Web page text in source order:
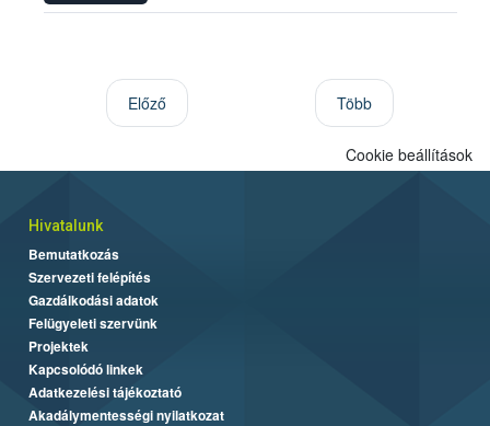
Előző Több
Cookie beállítások
Hivatalunk
Bemutatkozás
Szervezeti felépítés
Gazdálkodási adatok
Felügyeleti szervünk
Projektek
Kapcsolódó linkek
Adatkezelési tájékoztató
Akadálymentességi nyilatkozat